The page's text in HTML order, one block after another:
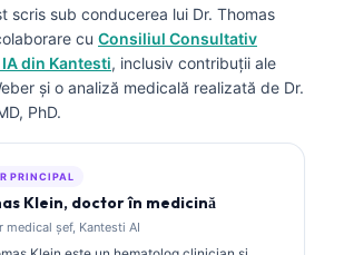
scris sub conducerea lui Dr. Thomas
cu Consiliul Consultativ
din Kantesti, inclusiv contribuții ale
și o analiză medicală realizată de Dr.
PhD.
PRINCIPAL
Klein, doctor în medicină
medical șef, Kantesti AI